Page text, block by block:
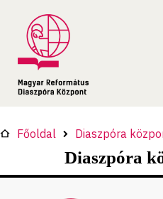
Főoldal Diaszpóra
Diaszpóra